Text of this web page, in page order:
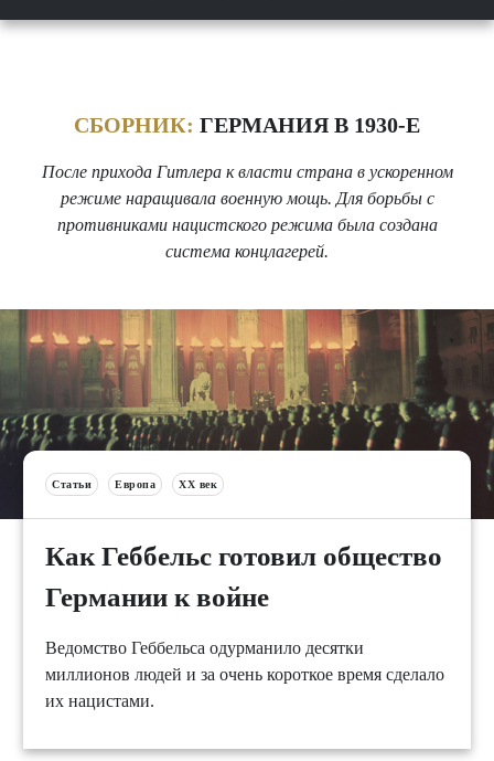
СБОРНИК: ГЕРМАНИЯ В 1930-Е
После прихода Гитлера к власти страна в ускоренном
режиме наращивала военную мощь. Для борьбы с
противниками нацистского режима была создана
система концлагерей.
Статьи Европа XX век
Как Геббельс готовил общество
Германии к войне
Ведомство Геббельса одурманило десятки
миллионов людей и за очень короткое время сделало
их нацистами.